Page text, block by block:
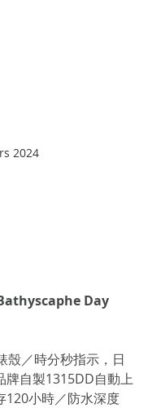
2024
Day
殼／時分秒指示，日
牌自製1315DD自動上
120小時／防水深度